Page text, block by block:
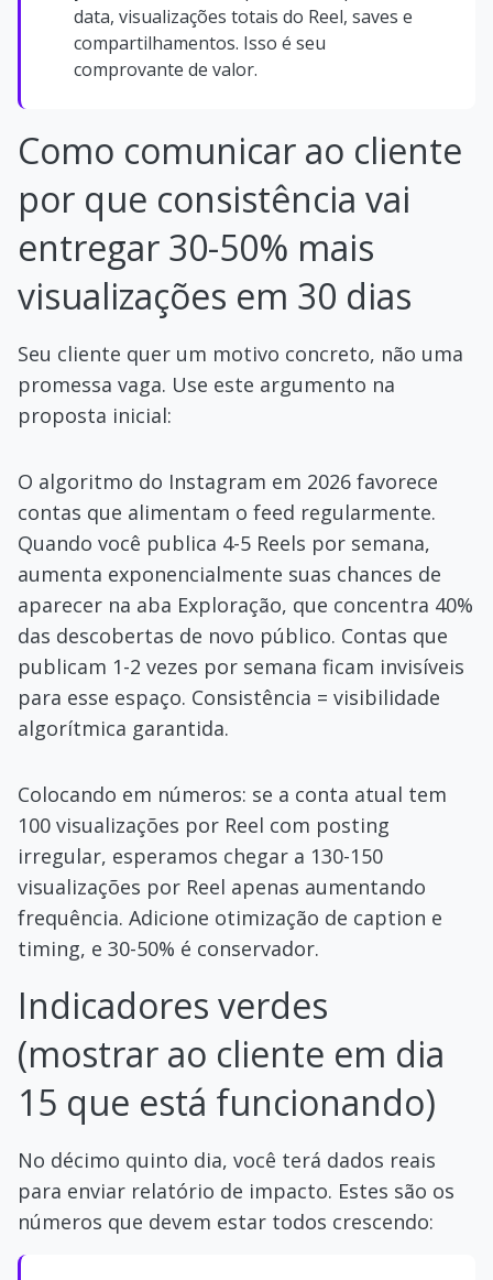
data, visualizações totais do Reel, saves e
compartilhamentos. Isso é seu
comprovante de valor.
Como comunicar ao cliente
por que consistência vai
entregar 30-50% mais
visualizações em 30 dias
Seu cliente quer um motivo concreto, não uma
promessa vaga. Use este argumento na
proposta inicial:
O algoritmo do Instagram em 2026 favorece
contas que alimentam o feed regularmente.
Quando você publica 4-5 Reels por semana,
aumenta exponencialmente suas chances de
aparecer na aba Exploração, que concentra 40%
das descobertas de novo público. Contas que
publicam 1-2 vezes por semana ficam invisíveis
para esse espaço. Consistência = visibilidade
algorítmica garantida.
Colocando em números: se a conta atual tem
100 visualizações por Reel com posting
irregular, esperamos chegar a 130-150
visualizações por Reel apenas aumentando
frequência. Adicione otimização de caption e
timing, e 30-50% é conservador.
Indicadores verdes
(mostrar ao cliente em dia
15 que está funcionando)
No décimo quinto dia, você terá dados reais
para enviar relatório de impacto. Estes são os
números que devem estar todos crescendo: